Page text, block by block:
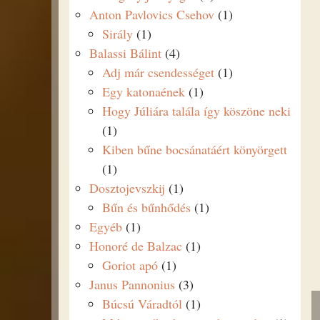
Anton Pavlovics Csehov (1)
Sirály (1)
Balassi Bálint (4)
Adj már csendességet (1)
Egy katonaének (1)
Hogy Júliára talála így köszöne neki
(1)
Kiben bűne bocsánatáért könyörgett
(1)
Dosztojevszkij (1)
Bűn és bűnhődés (1)
Egyéb (1)
Honoré de Balzac (1)
Goriot apó (1)
Janus Pannonius (3)
Búcsú Váradtól (1)